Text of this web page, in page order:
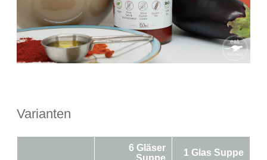
Varianten
6 Gläser
Suppe
1 Glas Suppe